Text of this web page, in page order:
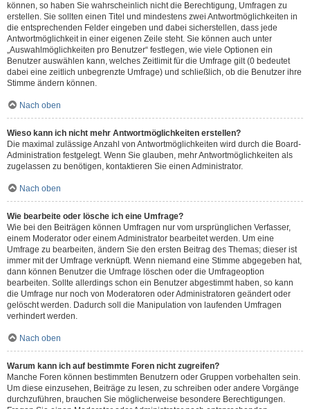
können, so haben Sie wahrscheinlich nicht die Berechtigung, Umfragen zu
erstellen. Sie sollten einen Titel und mindestens zwei Antwortmöglichkeiten in
die entsprechenden Felder eingeben und dabei sicherstellen, dass jede
Antwortmöglichkeit in einer eigenen Zeile steht. Sie können auch unter
„Auswahlmöglichkeiten pro Benutzer“ festlegen, wie viele Optionen ein
Benutzer auswählen kann, welches Zeitlimit für die Umfrage gilt (0 bedeutet
dabei eine zeitlich unbegrenzte Umfrage) und schließlich, ob die Benutzer ihre
Stimme ändern können.
Nach oben
Wieso kann ich nicht mehr Antwortmöglichkeiten erstellen?
Die maximal zulässige Anzahl von Antwortmöglichkeiten wird durch die Board-
Administration festgelegt. Wenn Sie glauben, mehr Antwortmöglichkeiten als
zugelassen zu benötigen, kontaktieren Sie einen Administrator.
Nach oben
Wie bearbeite oder lösche ich eine Umfrage?
Wie bei den Beiträgen können Umfragen nur vom ursprünglichen Verfasser,
einem Moderator oder einem Administrator bearbeitet werden. Um eine
Umfrage zu bearbeiten, ändern Sie den ersten Beitrag des Themas; dieser ist
immer mit der Umfrage verknüpft. Wenn niemand eine Stimme abgegeben hat,
dann können Benutzer die Umfrage löschen oder die Umfrageoption
bearbeiten. Sollte allerdings schon ein Benutzer abgestimmt haben, so kann
die Umfrage nur noch von Moderatoren oder Administratoren geändert oder
gelöscht werden. Dadurch soll die Manipulation von laufenden Umfragen
verhindert werden.
Nach oben
Warum kann ich auf bestimmte Foren nicht zugreifen?
Manche Foren können bestimmten Benutzern oder Gruppen vorbehalten sein.
Um diese einzusehen, Beiträge zu lesen, zu schreiben oder andere Vorgänge
durchzuführen, brauchen Sie möglicherweise besondere Berechtigungen.